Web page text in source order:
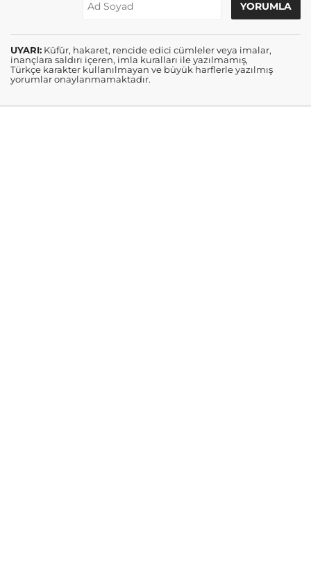
UYARI: Küfür, hakaret, rencide edici cümleler veya imalar,
inançlara saldırı içeren, imla kuralları ile yazılmamış,
Türkçe karakter kullanılmayan ve büyük harflerle yazılmış
yorumlar onaylanmamaktadır.